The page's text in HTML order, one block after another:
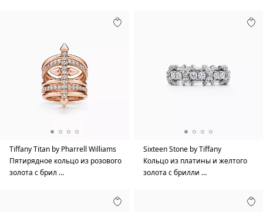
Tiffany Titan by Pharrell Williams
Пятирядное кольцо из розового
золота с брил …
Sixteen Stone by Tiffany
Кольцо из платины и желтого
золота с брилли …